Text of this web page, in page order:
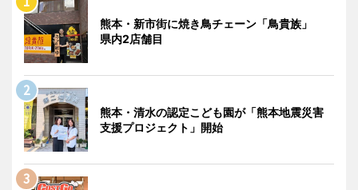
熊本・新市街に焼き鳥チェーン「鳥貴族」
県内2店舗目
熊本・清水の認定こども園が「熊本地震災害
支援プロジェクト」開始